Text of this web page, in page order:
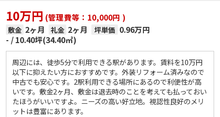
10万円 (管理費等：10,000円 )
敷金 2ヶ月 礼金 2ヶ月 坪単価 0.96万円
-
10.40坪(34.40㎡)
周辺には、徒歩5分で利用できる駅があります。賃料を10万円
以下に抑えたい方におすすめです。外装リフォーム済みなので
中古でも安心です。2駅利用できる場所にあるので利便性が高
いです。敷金2ヶ月、敷金は退去時のことを考えても払っておい
たほうがいいですよ。ニーズの高い好立地。視認性良好のメリ
ットは豊富にあります。